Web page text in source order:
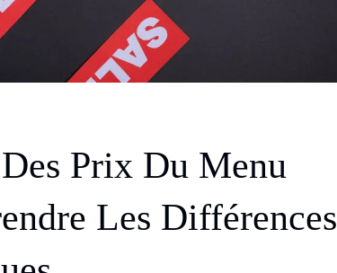
Prix Du Menu
Les Différences